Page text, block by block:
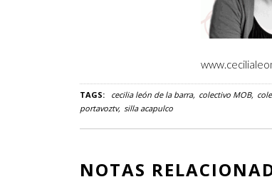
TAGS: cecilia león de la barra colectivo MOB
portavoztv silla acapulco
NOTAS